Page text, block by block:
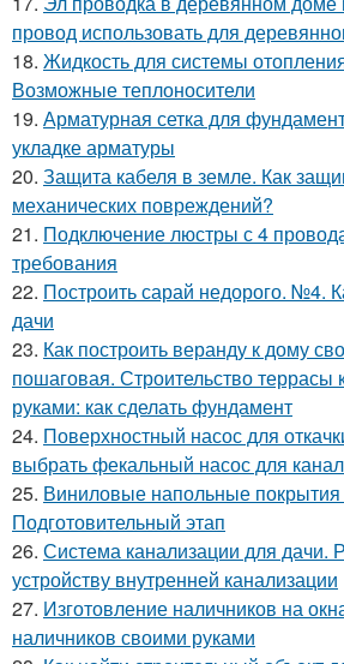
провод использовать для
18. Жидкость для системы
Возможные теплоносители
19. Арматурная сетка для
укладке арматуры
20. Защита кабеля в земле. Как
механических повреждений?
21. Подключение люстры с 4
требования
22. Построить сарай недорого. №4.
дачи
23. Как построить веранду к дому
пошаговая. Строительство террасы
руками: как сделать фундамент
24. Поверхностный насос для
выбрать фекальный насос для
25. Виниловые напольные
Подготовительный этап
26. Система канализации для дачи.
устройству внутренней канализации
27. Изготовление наличников на
наличников своими руками